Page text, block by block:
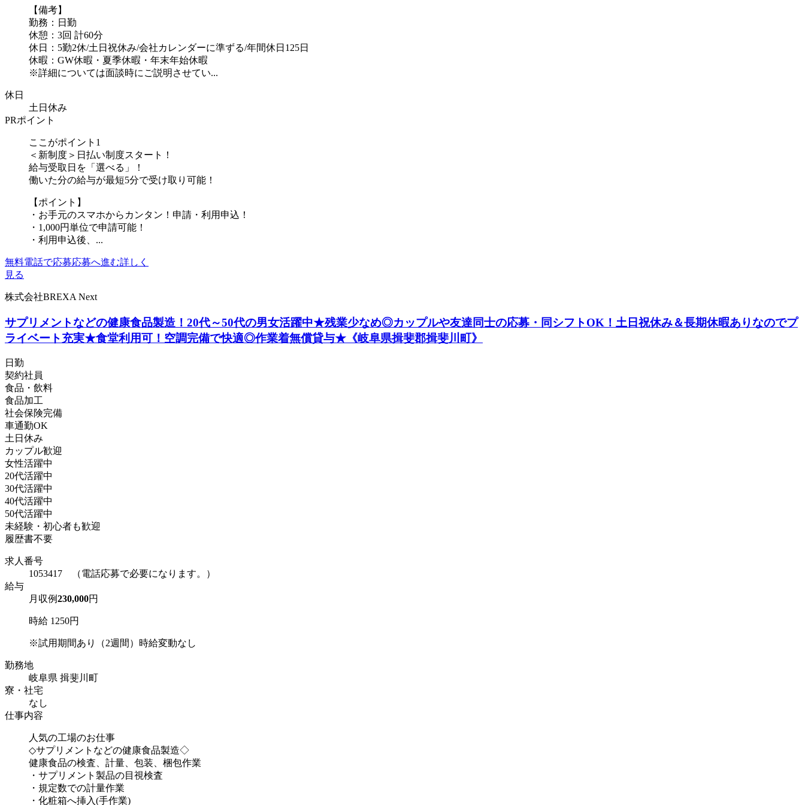
【備考】
勤務：日勤
休憩：3回 計60分
休日：5勤2休/土日祝休み/会社カレンダーに準ずる/年間休日125日
休暇：GW休暇・夏季休暇・年末年始休暇
※詳細については面談時にご説明させてい...
休日
土日休み
PRポイント
ここがポイント1
＜新制度＞日払い制度スタート！
給与受取日を「選べる」！
働いた分の給与が最短5分で受け取り可能！
【ポイント】
・お手元のスマホからカンタン！申請・利用申込！
・1,000円単位で申請可能！
・利用申込後、...
無料電話で応募応募へ進む詳しく
見る
株式会社BREXA Next
サプリメントなどの健康食品製造！20代～50代の男女活躍中★残業少なめ◎カップルや友達同士の応募・同シフトOK！土日祝休み＆長期休暇ありなのでプ
ライベート充実★食堂利用可！空調完備で快適◎作業着無償貸与★《岐阜県揖斐郡揖斐川町》
日勤
契約社員
食品・飲料
食品加工
社会保険完備
車通勤OK
土日休み
カップル歓迎
女性活躍中
20代活躍中
30代活躍中
40代活躍中
50代活躍中
未経験・初心者も歓迎
履歴書不要
求人番号
1053417 （電話応募で必要になります。）
給与
月収例230,000円
時給 1250円
※試用期間あり（2週間）時給変動なし
勤務地
岐阜県 揖斐川町
寮・社宅
なし
仕事内容
人気の工場のお仕事
◇サプリメントなどの健康食品製造◇
健康食品の検査、計量、包装、梱包作業
・サプリメント製品の目視検査
・規定数での計量作業
・化粧箱へ挿入(手作業)